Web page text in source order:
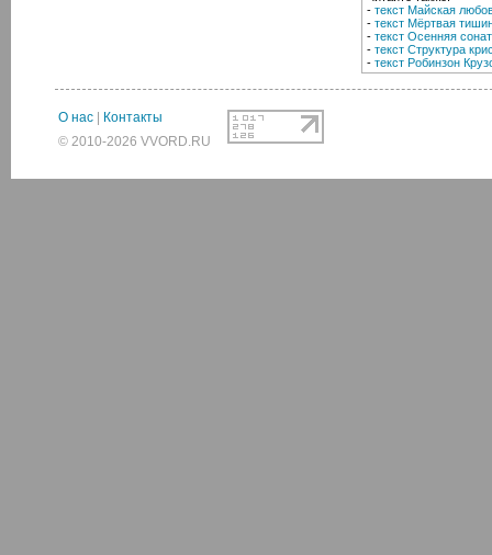
- текст Майская
- текст Мёртвая
- текст Осенняя
- текст Структура
- текст Робинзон
О нас
Контакты
© 2010-2026 VVORD.RU